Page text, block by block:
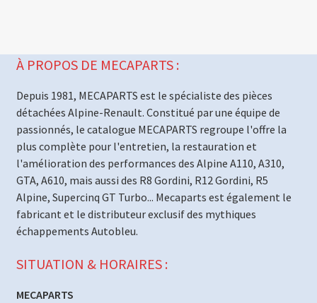
À PROPOS DE MECAPARTS :
Depuis 1981, MECAPARTS est le spécialiste des pièces
détachées Alpine-Renault. Constitué par une équipe de
passionnés, le catalogue MECAPARTS regroupe l'offre la
plus complète pour l'entretien, la restauration et
l'amélioration des performances des Alpine A110, A310,
GTA, A610, mais aussi des R8 Gordini, R12 Gordini, R5
Alpine, Supercinq GT Turbo... Mecaparts est également le
fabricant et le distributeur exclusif des mythiques
échappements Autobleu.
SITUATION & HORAIRES :
MECAPARTS